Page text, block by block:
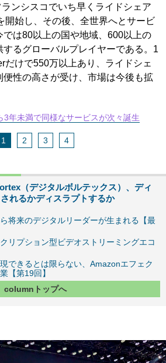
ンシスコでいち早くライドシェア
開始し、その後、全世界へとサービ
では80以上の国や地域、600以上の
るグローバルプレイヤーである。1
だけで550万以上あり、ライドシェ
便性の高さが受け、市場は今後も拡
3年未満で同様なサービスが次々誕生
1 2 3 4
（デジタルボルテックス）、ディ
れるかディスラプトするか
将来のデジタルリーダーが生まれる【最
リプション型ビデオストリーミングエコ
できるとは限らない、Amazonエフェク
【第19回】
columnトップへ